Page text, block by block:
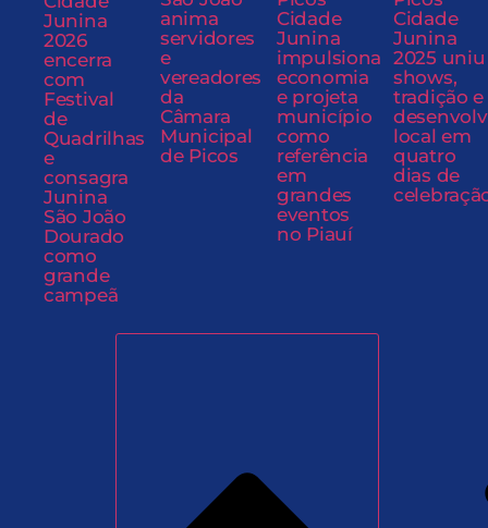
Junina
2026
encerra
com
Festival
de
Quadrilhas
e
consagra
Junina
São João
Dourado
como
grande
campeã
anima
servidores
e
vereadores
da
Câmara
Municipal
de Picos
Cidade
Junina
impulsiona
economia
e projeta
município
como
referência
em
grandes
eventos
no Piauí
Cidade
Junina
2025 uniu
shows,
tradição e
local em
quatro
dias de